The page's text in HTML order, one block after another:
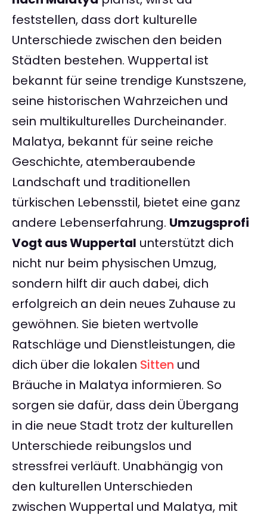
feststellen, dass dort kulturelle
Unterschiede zwischen den beiden
Städten bestehen. Wuppertal ist
bekannt für seine trendige Kunstszene,
seine historischen Wahrzeichen und
sein multikulturelles Durcheinander.
Malatya, bekannt für seine reiche
Geschichte, atemberaubende
Landschaft und traditionellen
türkischen Lebensstil, bietet eine ganz
andere Lebenserfahrung. Umzugsprofi
Vogt aus Wuppertal unterstützt dich
nicht nur beim physischen Umzug,
sondern hilft dir auch dabei, dich
erfolgreich an dein neues Zuhause zu
gewöhnen. Sie bieten wertvolle
Ratschläge und Dienstleistungen, die
dich über die lokalen Sitten und
Bräuche in Malatya informieren. So
sorgen sie dafür, dass dein Übergang
in die neue Stadt trotz der kulturellen
Unterschiede reibungslos und
stressfrei verläuft. Unabhängig von
den kulturellen Unterschieden
zwischen Wuppertal und Malatya, mit